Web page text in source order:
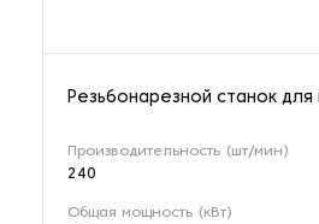
Резьбонарезной станок для
Производительность (шт/мин)
240
Общая мощность (кВт)